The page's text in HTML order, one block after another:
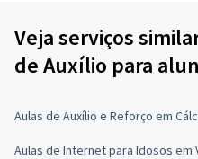
Veja serviços
de Auxílio para
Aulas de Auxílio e Reforço em
Aulas de Internet para Idosos em